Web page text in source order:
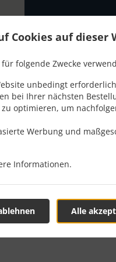
Cookies auf dieser
folgende Zwecke
unbedingt
bei Ihrer nächsten
optimieren, um
Werbung und
Informationen.
Alle
In
uns auf Ihre Online-
bestellen Sie wenn
Zeitabschätzung